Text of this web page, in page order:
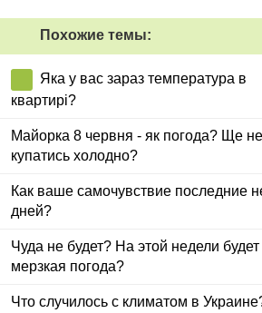
Похожие темы:
Яка у вас зараз температура в
квартирі?
Майорка 8 червня - як погода? Ще
купатись холодно?
Как ваше самочувствие последние
дней?
Чуда не будет? На этой недели будет
мерзкая погода?
Что случилось с климатом в